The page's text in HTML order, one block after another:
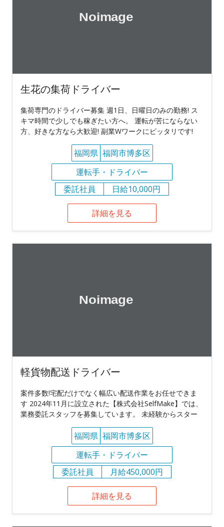
生花の集荷ドライバー
集荷専門のドライバー募集 週1日、日曜日のみの勤務! ス
キマ時間で少しでも稼ぎたい方へ。 運転が苦にならない
方、好きな方なら大歓迎! 副業Wワークにピッタリです!
福岡県 福岡市博多区
運転手・ドライバー
委託社員
日給10,000円
詳細を見る
軽貨物配送ドライバー
案件多数!宅配だけでなく幅広い配送作業をお任せできま
す 2024年11月に設立された【株式会社SelfMake】では、
業務委託スタッフを募集しています。 未経験からスター
福岡県 福岡市博多区
運転手・ドライバー
委託社員
月給450,000円
詳細を見る